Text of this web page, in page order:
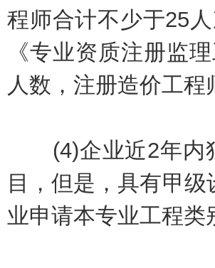
程师合计不少于25
《专业资质注册监
人数，注册造价工程
(4)企业近2年内独
目，但是，具有甲
业申请本专业工程